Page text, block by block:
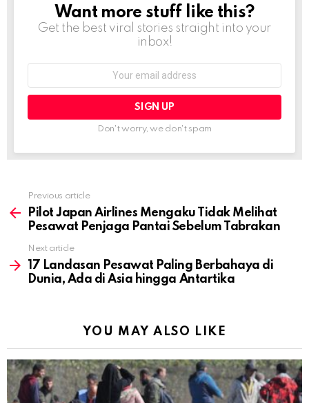
NEWSLETTER
Want more stuff like this?
Get the best viral stories straight into your
inbox!
Don't worry, we don't spam
more
Previous article
Pilot Japan Airlines Mengaku Tidak Melihat
Pesawat Penjaga Pantai Sebelum Tabrakan
Next article
17 Landasan Pesawat Paling Berbahaya di
Dunia, Ada di Asia hingga Antartika
YOU MAY ALSO LIKE